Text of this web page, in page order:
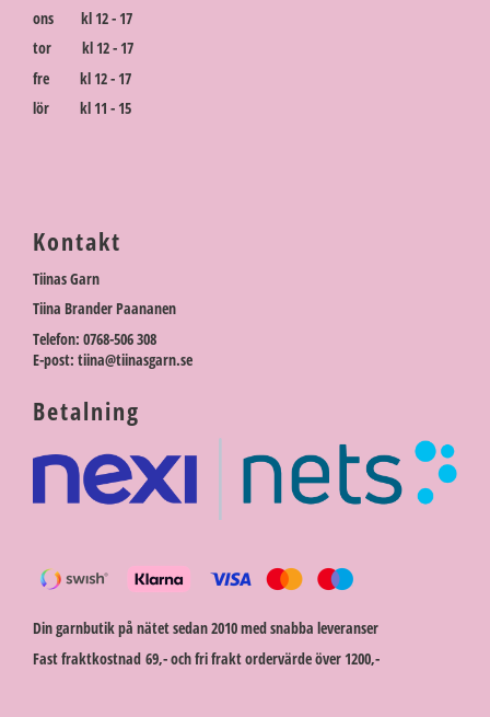
ons kl 12 - 17
tor kl 12 - 17
fre kl 12 - 17
lör kl 11 - 15
Kontakt
Tiinas Garn
Tiina Brander Paananen
Telefon: 0768-506 308
E-post: tiina@tiinasgarn.se
Betalning
Din garnbutik på nätet sedan 2010 med snabba leveranser
Fast fraktkostnad 69,- och fri frakt ordervärde över 1200,-